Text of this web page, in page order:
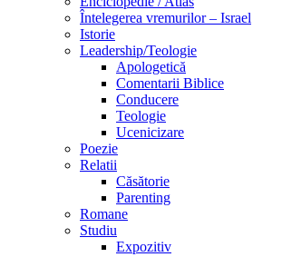
Întelegerea vremurilor – Israel
Istorie
Leadership/Teologie
Apologetică
Comentarii Biblice
Conducere
Teologie
Ucenicizare
Poezie
Relatii
Căsătorie
Parenting
Romane
Studiu
Expozitiv